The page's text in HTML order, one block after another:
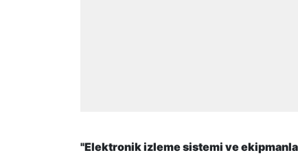
"Elektronik izleme sistemi ve